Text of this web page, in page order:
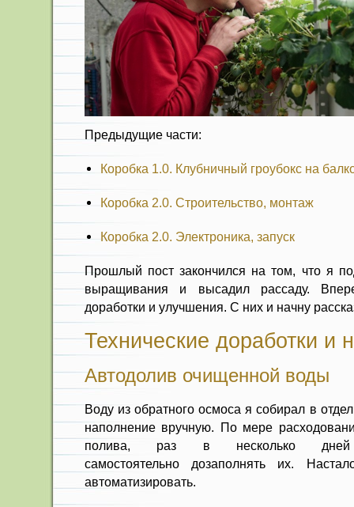
Предыдущие части:
Коробка 1.0. Клубничный гроубокс на
Коробка 2.0. Строительство, монтаж
Коробка 2.0. Электроника, запуск
Прошлый пост закончился на том, что я
выращивания и высадил рассаду.
доработки и улучшения. С них и начну
Технические доработки и
Автодолив очищенной воды
Воду из обратного осмоса я собирал в
наполнение вручную. По мере
полива, раз в несколько дней
самостоятельно дозаполнять их.
автоматизировать.